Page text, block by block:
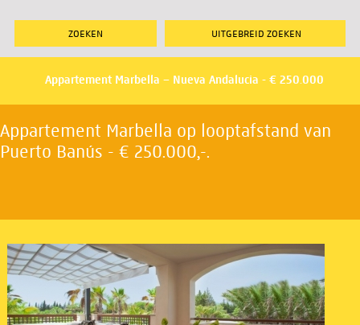
UITGEBREID ZOEKEN
Appartement Marbella – Nueva Andalucia - € 250.000
Appartement Marbella op looptafstand van
Puerto Banús - € 250.000,-.